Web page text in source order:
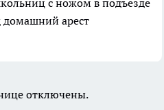
с ножом в подъезде
домашний арест
отключены.